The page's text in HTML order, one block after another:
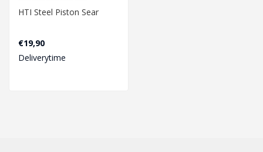
HTI Steel Piston Sear
€19,90
Deliverytime